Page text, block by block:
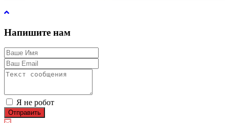
Напишите нам
Я не робот
Отправить